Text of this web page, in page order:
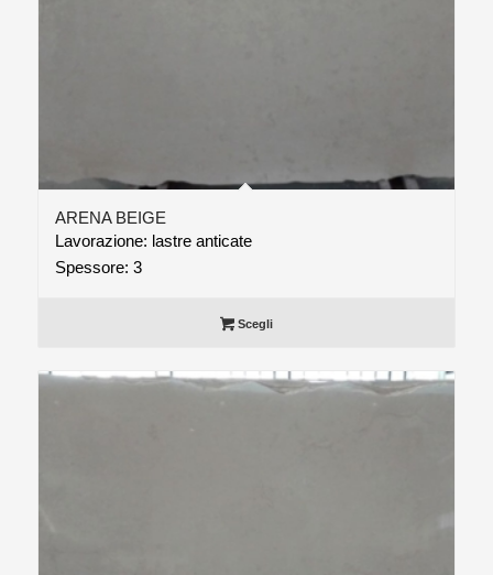
ARENA BEIGE
Lavorazione: lastre anticate
Spessore: 3
Scegli